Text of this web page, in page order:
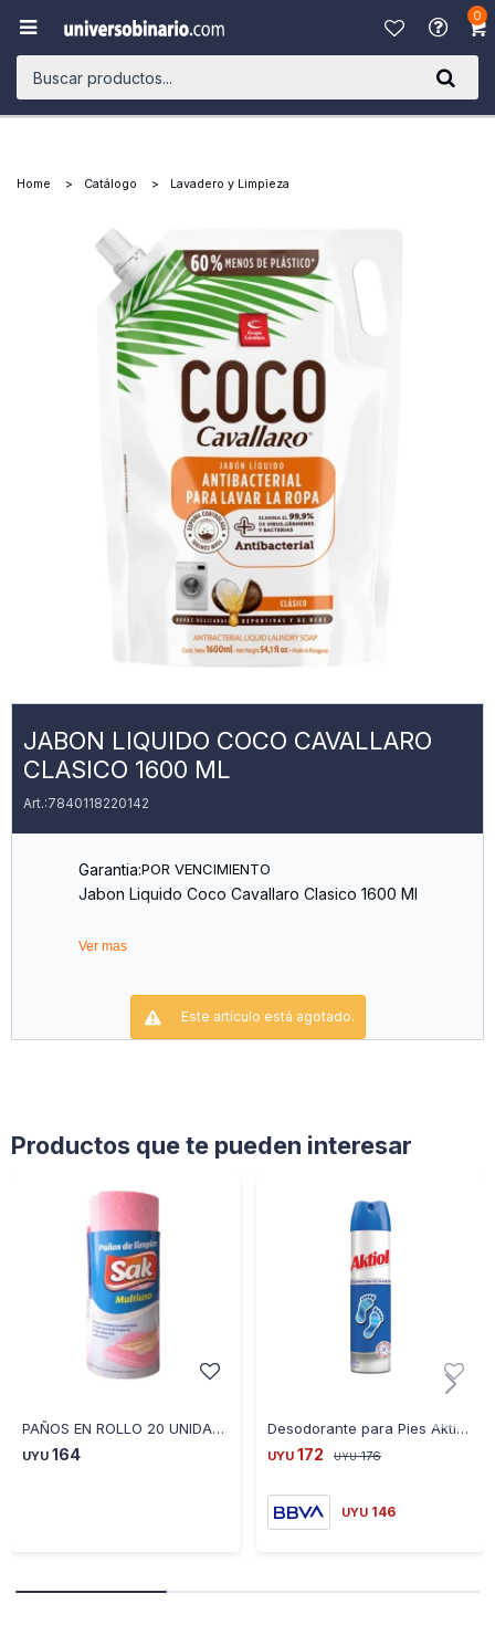
0

Home Catálogo Lavadero y Limpieza
JABON LIQUIDO COCO CAVALLARO
CLASICO 1600 ML
7840118220142
Garantia:POR VENCIMIENTO
Jabon Liquido Coco Cavallaro Clasico 1600 Ml
Ver mas
Este artículo está agotado.
Productos que te pueden interesar
PAÑOS EN ROLLO 20 UNIDADES 25X30
UYU 164
Desodorante para Pies Aktiol Aerosol 150ML
UYU 172 UYU 176
UYU 146